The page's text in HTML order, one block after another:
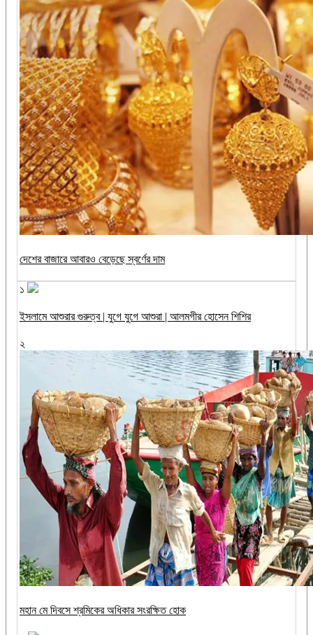
দেশের বাজারে আবারও বেড়েছে স্বর্ণের দাম
১
ইসলামে আশুরার গুরুত্ব | যুগে যুগে আশুরা | আলমগীর হোসেন শিশির
২
মহান মে দিবসে শ্রমিকের অধিকার সংরক্ষিত হোক